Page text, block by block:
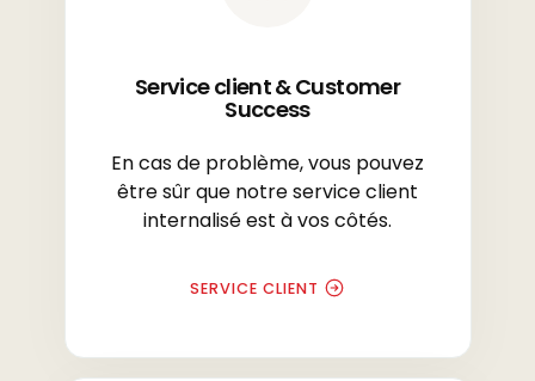
Service client & Customer
Success
En cas de problème, vous pouvez
être sûr que notre service client
internalisé est à vos côtés.
SERVICE CLIENT